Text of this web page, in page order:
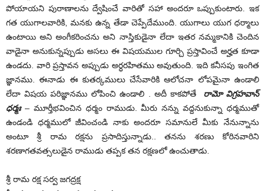
పోయాయని పురాణాలను ద్వేషించే వారితో సహా అందరూ ఒప్పుకుంటారు. ఇక
గత యుగాలవారికి, మనకు ఉన్న తేడా చెప్పేదేముంది. యుగాలు యుగ ధర్మాలు
ఉంటాయి అని అంగీకరించను అని నాస్తికుడైనా లేదా ఇతర నమ్మకానికి చెందిన
వాడైనా అనుకున్నప్పుడు అసలు ఈ విషయముల గూర్చి ప్రస్తావించే అర్హత కూడా
ఉండదు. వారి ప్రస్తావన అప్పుడు అర్ధరహితము అవుతుంది. ఇది కనీసపు ఇంగిత
జ్ఞానము. ఈనాడు ఈ కుతర్కములు చేసేవారికి ఆలోచనా లోపమైనా ఉండాలి
లేదా విషయ పరిజ్ఞానము లోపించి ఉండాలి . అదీ కాకపోతే రామో విగ్రహవాన్
ధర్మః– మూర్తీభవించిన ధర్మం రాముడు. మీరు నన్ను వద్దనుకున్నా ధర్మముతో
ఉండండి ధర్మములో జీవించండి నాకు అందరూ సమానులే మీకు నేనున్నాను
అంటూ శ్రీ రామ రక్షను ప్రసాదిస్తున్నాడు.. తనను శరణు కోరినవారిని
శరణాగతవత్సలుడైన రాముడు తప్పక తన రక్షణలో ఉంచుతాడు.
శ్రీ రామ రక్ష సర్వ జగద్రక్ష